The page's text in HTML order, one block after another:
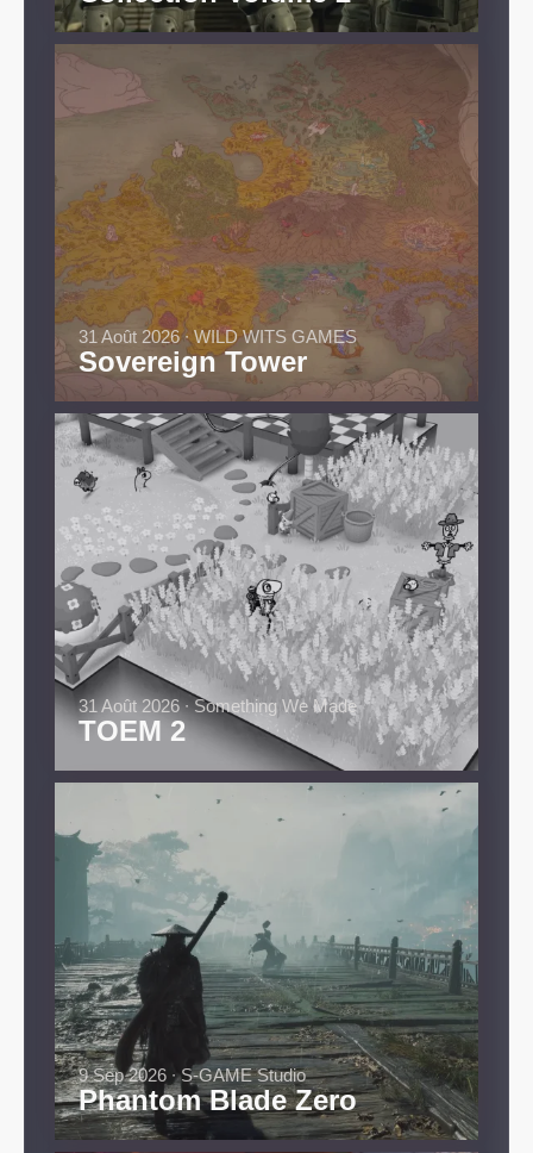
Sovereign Tower
31 Août 2026 ∙ WILD WITS GAMES
TOEM 2
31 Août 2026 ∙ Something We Made
Phantom Blade Zero
9 Sep 2026 ∙ S-GAME Studio